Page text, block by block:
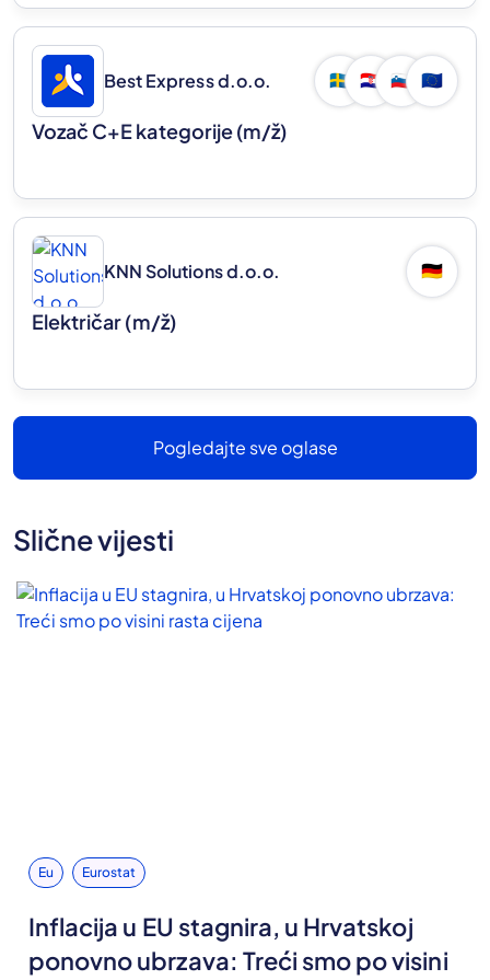
Best Express d.o.o. 🇸🇪 🇭🇷 🇸🇮 🇪🇺
Vozač C+E kategorije(m/ž)
KNN Solutions d.o.o. 🇩🇪
Električar(m/ž)
Pogledajte sve oglase
Slične vijesti
Eu Eurostat
Inflacija u EU stagnira, u Hrvatskoj
ponovno ubrzava: Treći smo po visini